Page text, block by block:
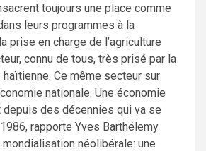
toujours une place comme
leurs programmes à la
prise en charge de l’agriculture
connu de tous, très prisé par la
Ce même secteur sur
nationale. Une économie
depuis des décennies qui va se
rapporte Yves Barthélemy
néolibérale: une